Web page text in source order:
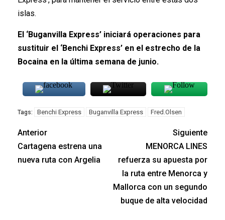
islas.
El ‘Buganvilla Express’ iniciará operaciones para
sustituir el ‘Benchi Express’ en el estrecho de la
Bocaina en la última semana de junio.
Tags: Benchi Express Buganvilla Express Fred.Olsen
Anterior
Cartagena estrena una
nueva ruta con Argelia
Siguiente
MENORCA LINES
refuerza su apuesta por
la ruta entre Menorca y
Mallorca con un segundo
buque de alta velocidad